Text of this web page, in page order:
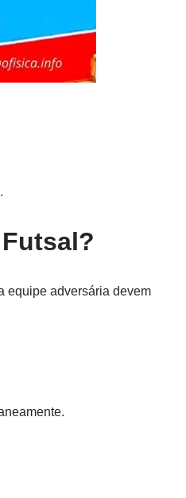
equipe adversária devem